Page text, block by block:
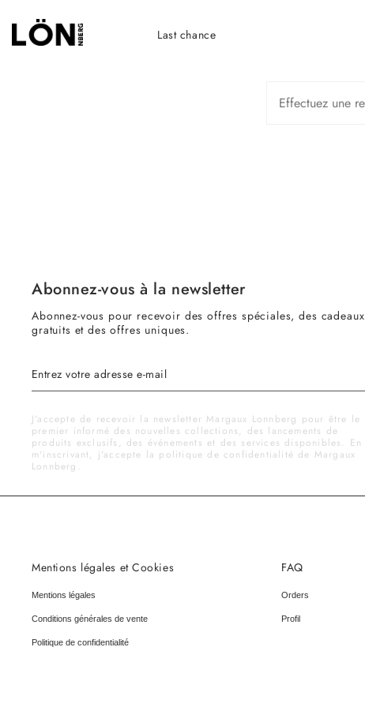
au
contenu
Last chance
Abonnez-vous à la newsletter
Abonnez-vous pour recevoir des offres spéciales, des cadeaux
gratuits et des offres uniques.
J'accepte de recevoir la newsletter Margaux Lonnberg pour être le
premier informé des nouvelles collections, des lancements de
produits exclusifs, des événements et des services disponibles. En
m'inscrivant, j'accepte la politique de confidentialité de Margaux
Lonnberg.
Mentions légales et Cookies
Mentions légales
Conditions générales de vente
Politique de confidentialité
FAQ
Orders
Profil